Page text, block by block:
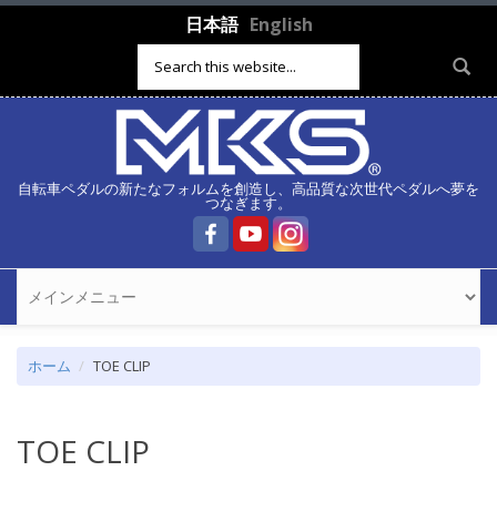
メインコンテンツに移動日本語 English
検索フォーム
自転車ペダルの新たなフォルムを創造し、高品質な次世代ペダルへ夢を
つなぎます。
ホーム TOE CLIP
TOE CLIP